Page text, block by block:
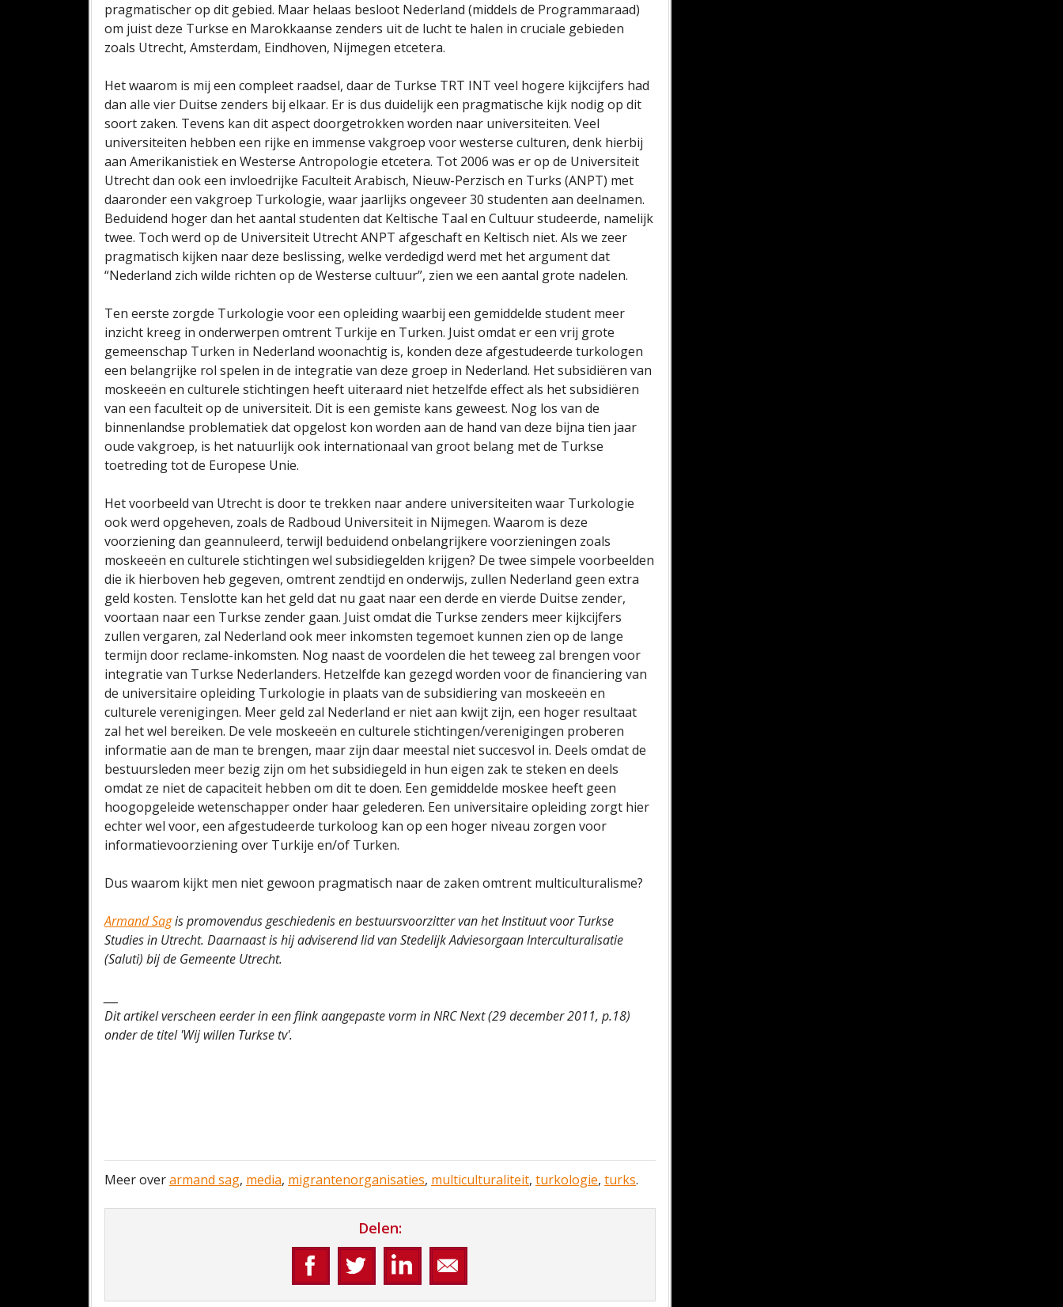
pragmatischer op dit gebied. Maar helaas besloot Nederland (middels de Programmaraad)
om juist deze Turkse en Marokkaanse zenders uit de lucht te halen in cruciale gebieden
zoals Utrecht, Amsterdam, Eindhoven, Nijmegen etcetera.
Het waarom is mij een compleet raadsel, daar de Turkse TRT INT veel hogere kijkcijfers had
dan alle vier Duitse zenders bij elkaar. Er is dus duidelijk een pragmatische kijk nodig op dit
soort zaken. Tevens kan dit aspect doorgetrokken worden naar universiteiten. Veel
universiteiten hebben een rijke en immense vakgroep voor westerse culturen, denk hierbij
aan Amerikanistiek en Westerse Antropologie etcetera. Tot 2006 was er op de Universiteit
Utrecht dan ook een invloedrijke Faculteit Arabisch, Nieuw-Perzisch en Turks (ANPT) met
daaronder een vakgroep Turkologie, waar jaarlijks ongeveer 30 studenten aan deelnamen.
Beduidend hoger dan het aantal studenten dat Keltische Taal en Cultuur studeerde, namelijk
twee. Toch werd op de Universiteit Utrecht ANPT afgeschaft en Keltisch niet. Als we zeer
pragmatisch kijken naar deze beslissing, welke verdedigd werd met het argument dat
“Nederland zich wilde richten op de Westerse cultuur”, zien we een aantal grote nadelen.
Ten eerste zorgde Turkologie voor een opleiding waarbij een gemiddelde student meer
inzicht kreeg in onderwerpen omtrent Turkije en Turken. Juist omdat er een vrij grote
gemeenschap Turken in Nederland woonachtig is, konden deze afgestudeerde turkologen
een belangrijke rol spelen in de integratie van deze groep in Nederland. Het subsidiëren van
moskeeën en culturele stichtingen heeft uiteraard niet hetzelfde effect als het subsidiëren
van een faculteit op de universiteit. Dit is een gemiste kans geweest. Nog los van de
binnenlandse problematiek dat opgelost kon worden aan de hand van deze bijna tien jaar
oude vakgroep, is het natuurlijk ook internationaal van groot belang met de Turkse
toetreding tot de Europese Unie.
Het voorbeeld van Utrecht is door te trekken naar andere universiteiten waar Turkologie
ook werd opgeheven, zoals de Radboud Universiteit in Nijmegen. Waarom is deze
voorziening dan geannuleerd, terwijl beduidend onbelangrijkere voorzieningen zoals
moskeeën en culturele stichtingen wel subsidiegelden krijgen? De twee simpele voorbeelden
die ik hierboven heb gegeven, omtrent zendtijd en onderwijs, zullen Nederland geen extra
geld kosten. Tenslotte kan het geld dat nu gaat naar een derde en vierde Duitse zender,
voortaan naar een Turkse zender gaan. Juist omdat die Turkse zenders meer kijkcijfers
zullen vergaren, zal Nederland ook meer inkomsten tegemoet kunnen zien op de lange
termijn door reclame-inkomsten. Nog naast de voordelen die het teweeg zal brengen voor
integratie van Turkse Nederlanders. Hetzelfde kan gezegd worden voor de financiering van
de universitaire opleiding Turkologie in plaats van de subsidiering van moskeeën en
culturele verenigingen. Meer geld zal Nederland er niet aan kwijt zijn, een hoger resultaat
zal het wel bereiken. De vele moskeeën en culturele stichtingen/verenigingen proberen
informatie aan de man te brengen, maar zijn daar meestal niet succesvol in. Deels omdat de
bestuursleden meer bezig zijn om het subsidiegeld in hun eigen zak te steken en deels
omdat ze niet de capaciteit hebben om dit te doen. Een gemiddelde moskee heeft geen
hoogopgeleide wetenschapper onder haar gelederen. Een universitaire opleiding zorgt hier
echter wel voor, een afgestudeerde turkoloog kan op een hoger niveau zorgen voor
informatievoorziening over Turkije en/of Turken.
Dus waarom kijkt men niet gewoon pragmatisch naar de zaken omtrent multiculturalisme?
Armand Sagis promovendus geschiedenis en bestuursvoorzitter van het Instituut voor Turkse
Studies in Utrecht. Daarnaast is hij adviserend lid van Stedelijk Adviesorgaan Interculturalisatie
(Saluti) bij de Gemeente Utrecht.
Dit artikel verscheen eerder in een flink aangepaste vorm in NRC Next (29 december 2011, p.18)
onder de titel 'Wij willen Turkse tv'.
Meer overarmand sag, media, migrantenorganisaties, multiculturaliteit, turkologie, turks.
Delen: